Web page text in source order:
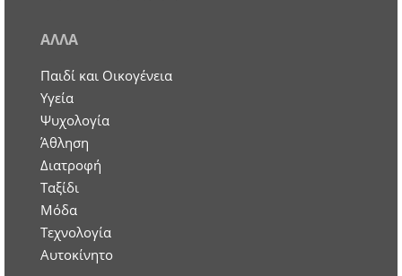
ΑΛΛΑ
Παιδί και Οικογένεια
Υγεία
Ψυχολογία
Άθληση
Διατροφή
Ταξίδι
Μόδα
Τεχνολογία
Αυτοκίνητο